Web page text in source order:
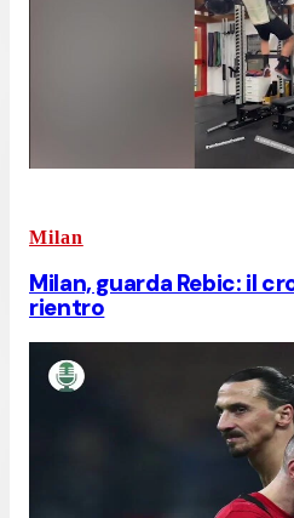
Milan
Milan, guarda Rebic: il
rientro